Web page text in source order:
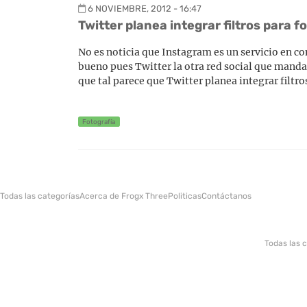
6 NOVIEMBRE, 2012 - 16:47
Twitter planea integrar filtros para
No es noticia que Instagram es un servicio en
bueno pues Twitter la otra red social que
que tal parece que Twitter planea integrar
Fotografía
Todas las categoríasAcerca de Frogx ThreePoliticasContáctanos
Todas las